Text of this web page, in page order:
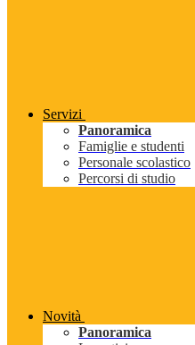
Servizi
Panoramica
Famiglie e studenti
Personale scolastico
Percorsi di studio
Novità
Panoramica